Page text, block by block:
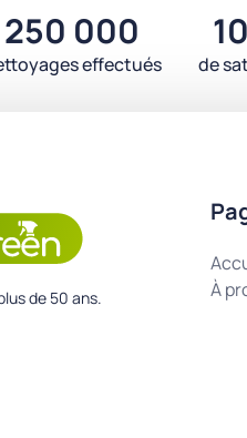
250 000
effectués de
de 50 ans.
À